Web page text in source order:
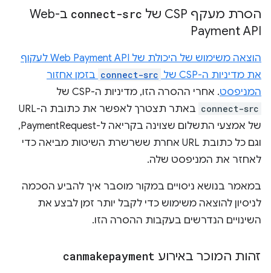
הסרת מעקף CSP של connect-src
ב-Web
Payment API
הוצאה משימוש של היכולת של Web Payment API לעקוף
את מדיניות ה-CSP של
connect-src בזמן אחזור
המניפסט. אחרי ההסרה הזו, מדיניות ה-CSP של
connect-src
באתר תצטרך לאפשר את כתובת ה-URL
של אמצעי התשלום שצוינה בקריאה ל-PaymentRequest,
וגם כל כתובת URL אחרת ששרשרת השיטות מביאה כדי
לאחזר את המניפסט שלה.
במאמר בנושא ניסויים במקור מוסבר איך להביע הסכמה
לניסיון להוצאה משימוש כדי לקבל יותר זמן לבצע את
השינויים הנדרשים בעקבות ההסרה הזו.
זהות המוכר באירוע canmakepayment